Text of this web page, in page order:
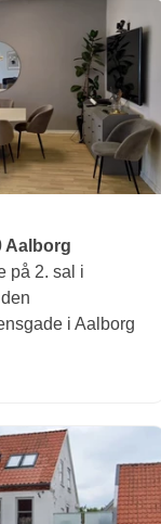
Aalborg
på 2. sal i
i Aalborg